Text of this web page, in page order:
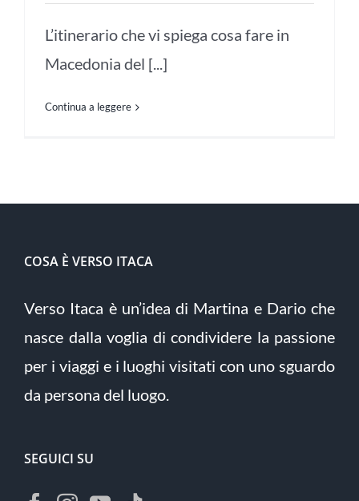
L’itinerario che vi spiega cosa fare in
Macedonia del [...]
Continua a leggere
COSA È VERSO ITACA
Verso Itaca è un’idea di Martina e Dario che
nasce dalla voglia di condividere la passione
per i viaggi e i luoghi visitati con uno sguardo
da persona del luogo.
SEGUICI SU